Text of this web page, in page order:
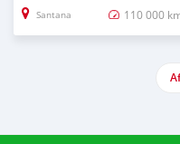
Santana 110 000